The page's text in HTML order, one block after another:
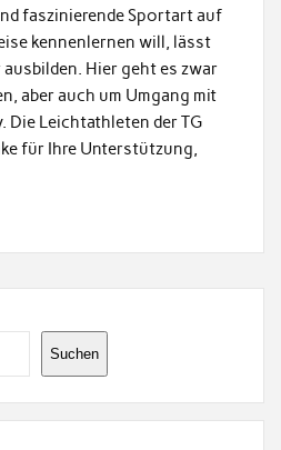
faszinierende Sportart auf
kennenlernen will, lässt
Hier geht es zwar
aber auch um Umgang mit
Die Leichtathleten der TG
für Ihre Unterstützung,
Suchen